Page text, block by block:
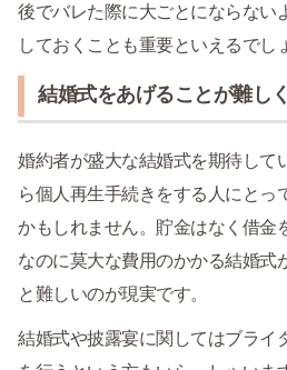
後でバレた際に大ごとにならない
しておくことも重要といえるでし
結婚式をあげることが難し
婚約者が盛大な結婚式を期待して
ら個人再生手続きをする人にとっ
かもしれません。貯金はなく借金
なのに莫大な費用のかかる結婚式
と難しいのが現実です。
結婚式や披露宴に関してはブライ